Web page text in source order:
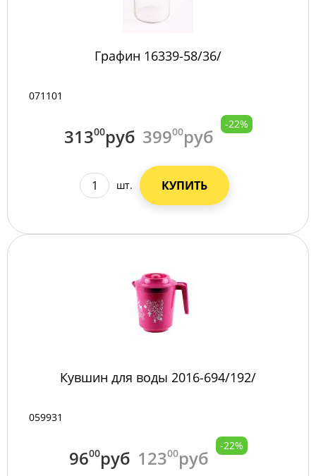
Графин 16339-58/36/
071101
31300руб 39900руб
-22%
шт. КУПИТЬ
Кувшин для воды 2016-694/192/
059931
9600руб 12300руб
-22%